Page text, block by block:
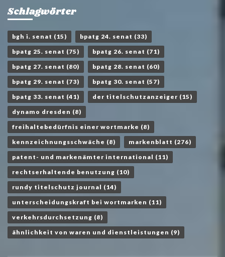
Schlagwörter
bgh i. senat (15) bpatg 24. senat (33)
bpatg 25. senat (75) bpatg 26. senat (71)
bpatg 27. senat (80) bpatg 28. senat (60)
bpatg 29. senat (73) bpatg 30. senat (57)
bpatg 33. senat (41) der titelschutzanzeiger (15)
dynamo dresden (8)
freihaltebedürfnis einer wortmarke (8)
kennzeichnungsschwäche (8) markenblatt (276)
patent- und markenämter international (11)
rechtserhaltende benutzung (10)
rundy titelschutz journal (14)
unterscheidungskraft bei wortmarken (11)
verkehrsdurchsetzung (8)
ähnlichkeit von waren und dienstleistungen (9)